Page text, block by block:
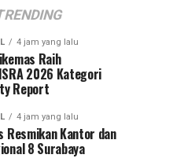
4 jam yang lalu
Raih
2026 Kategori
Report
4 jam yang lalu
Resmikan Kantor dan
8 Surabaya